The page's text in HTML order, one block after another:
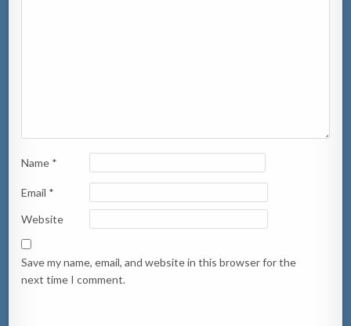
Name *
Email *
Website
Save my name, email, and website in this browser for the
next time I comment.